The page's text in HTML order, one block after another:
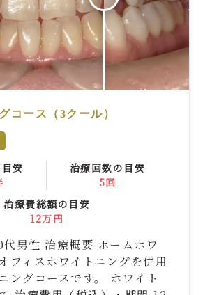
コース（3クール）
安
治療回数の目安
5回
治療費総額の目安
12万円
男性 治療概要 ホームホワ
フィスホワイトニングを併用
ングコースです。 ホワイト